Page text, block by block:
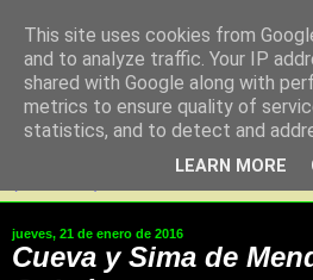
SaKoN
Taldea, Noain
jueves, 21 de enero de 2016
Cueva y Sima de
This site uses cookies from
and to analyze traffic. Your IP
shared with Google along with
metrics to ensure quality of
statistics, and to detect and
LEARN MORE